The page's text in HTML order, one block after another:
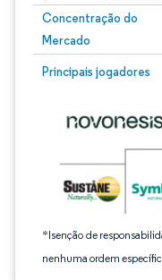
Concentração do
Mercado
Principais jogadores
*Isenção de
nenhuma ordem
Imagem © Mordor